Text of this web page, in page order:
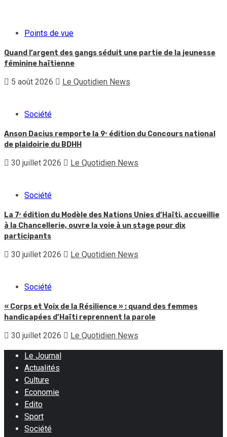
Points de vue
Quand l’argent des gangs séduit une partie de la jeunesse
féminine haïtienne
5 août 2026 Le Quotidien News
Société
Anson Dacius remporte la 9ᵉ édition du Concours national
de plaidoirie du BDHH
30 juillet 2026 Le Quotidien News
Société
La 7ᵉ édition du Modèle des Nations Unies d’Haïti, accueillie
à la Chancellerie, ouvre la voie à un stage pour dix
participants
30 juillet 2026 Le Quotidien News
Société
« Corps et Voix de la Résilience » : quand des femmes
handicapées d’Haïti reprennent la parole
30 juillet 2026 Le Quotidien News
Le Journal
Actualités
Culture
Economie
Edito
Sport
Société